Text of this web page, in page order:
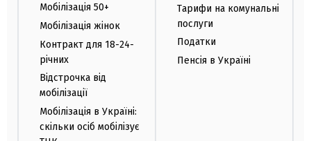
Мобілізація 50+
Мобілізація жінок
Контракт для 18-24-
річних
Відстрочка від
мобілізації
Мобілізація в Україні:
скільки осіб мобілізує
Тарифи на комунальні
послуги
Податки
Пенсія в Україні